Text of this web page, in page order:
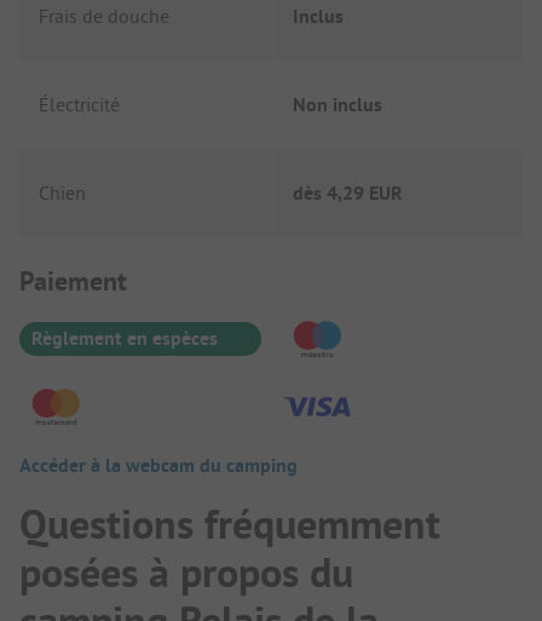
Frais de douche Inclus
Électricité Non inclus
Chien dès 4,29 EUR
Informations de paiement
Paiement
Règlement en espèces
Accéder à la webcam du camping
Questions fréquemment
posées à propos du